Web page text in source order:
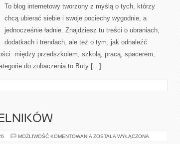
To blog internetowy tworzony z myślą o tych, którzy
chcą ubierać siebie i swoje pociechy wygodnie, a
jednocześnie ładnie. Znajdziesz tu treści o ubraniach,
dodatkach i trendach, ale też o tym, jak odnaleźć
między przedszkolem, szkołą, pracą, spacerem,
do zobaczenia to Buty […]
MOŻLIWOŚĆ KOMENTOWANIA PYTANIA
ZOSTAŁA WYŁĄCZONA